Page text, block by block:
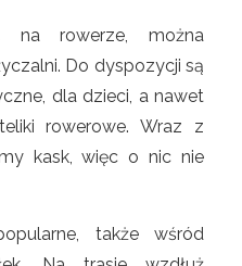
na rowerze, można
Do dyspozycji są
dla dzieci, a nawet
rowerowe. Wraz z
kask, więc o nic nie
także wśród